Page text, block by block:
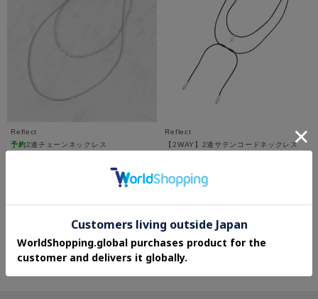
Reflect
予約2連チェーンネックレス
Reflect
【2WAY】2連サテンコードネックレス
50%OFF